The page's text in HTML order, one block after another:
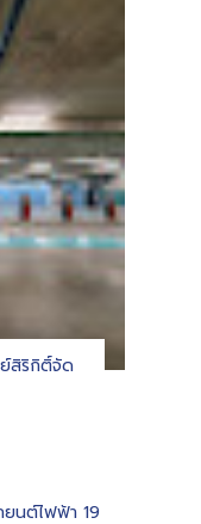
ย์สิริกิติ์จัด
นต์ไฟฟ้า 19